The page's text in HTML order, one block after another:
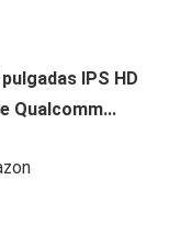
IPS HD
Qualcomm...